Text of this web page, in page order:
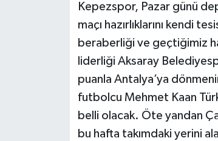
Kepezspor, Pazar günü
maçı hazırlıklarını kendi
beraberliği ve geçtiğimiz
liderliği Aksaray
puanla Antalya’ya
futbolcu Mehmet Kaan
belli olacak. Öte yandan
bu hafta takımdaki yerini